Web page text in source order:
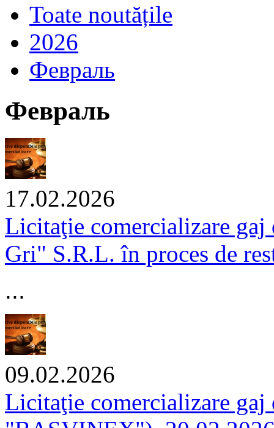
Toate noutățile
2026
Февраль
Февраль
17.02.2026
Licitaţie comercializare
Gri" S.R.L. în proces de
...
09.02.2026
Licitaţie comercializare